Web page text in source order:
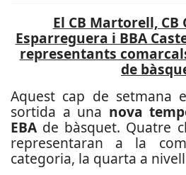
El CB Martorell, CB
Esparreguera i BBA
representants
de
Aquest cap de setmana
sortida a una nova
EBA de bàsquet. Quatre
representaran a la
categoria, la quarta a